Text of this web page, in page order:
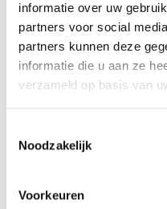
informatie over uw
partners voor social
partners kunnen deze
informatie die u aan ze
verzameld op basis van
Noodzakelijk
Voorkeuren